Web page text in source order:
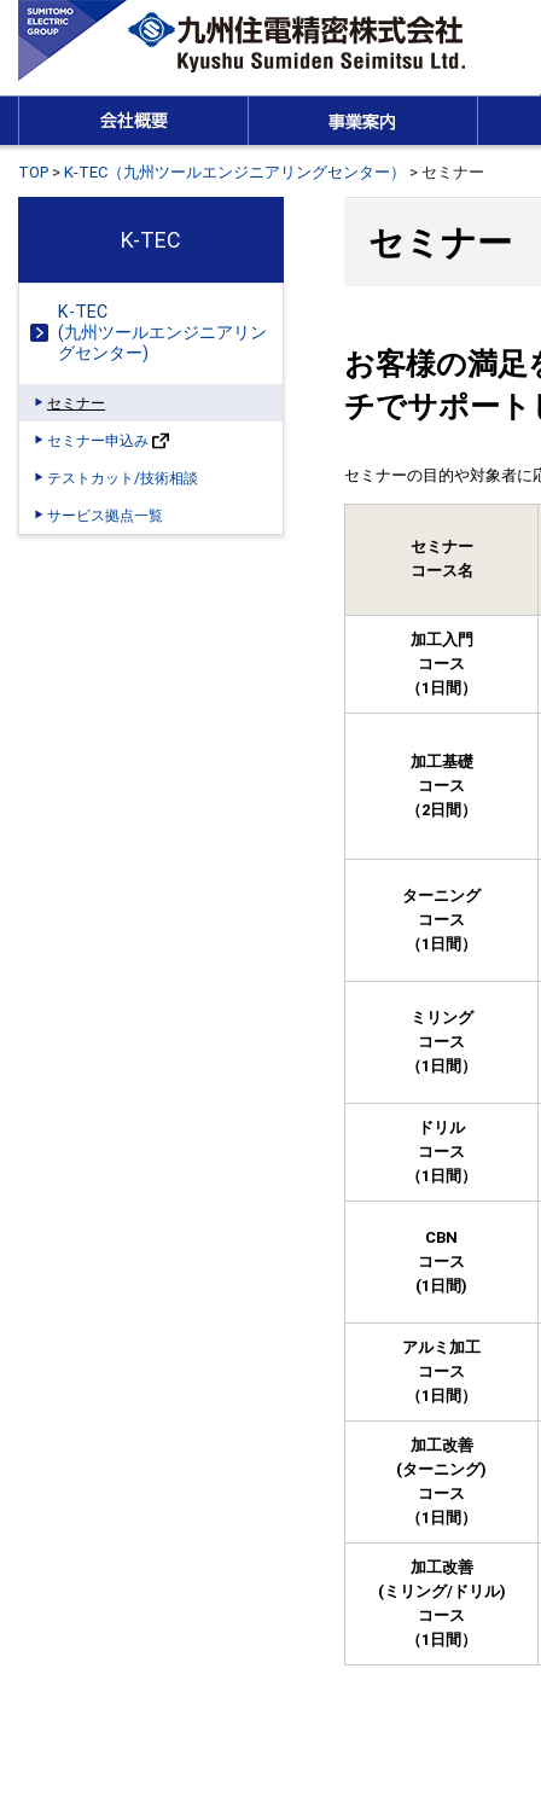
TOP > K-TEC（九州ツールエンジニアリングセンター） > セミナー
セミナー
お客様の満
チでサポート
セミナーの目的や対象者に
セミナー
コース名
加工入門
コース
（1日間）
加工基礎
コース
（2日間）
ターニング
コース
（1日間）
ミリング
コース
（1日間）
ドリル
コース
（1日間）
CBN
コース
(1日間)
アルミ加工
コース
（1日間）
加工改善
(ターニング)
コース
（1日間）
加工改善
(ミリング/ドリル)
コース
（1日間）
K-TEC
K-TEC
(九州ツールエンジニアリン
グセンター)
セミナー
セミナー申込み
テストカット/技術相談
サービス拠点一覧